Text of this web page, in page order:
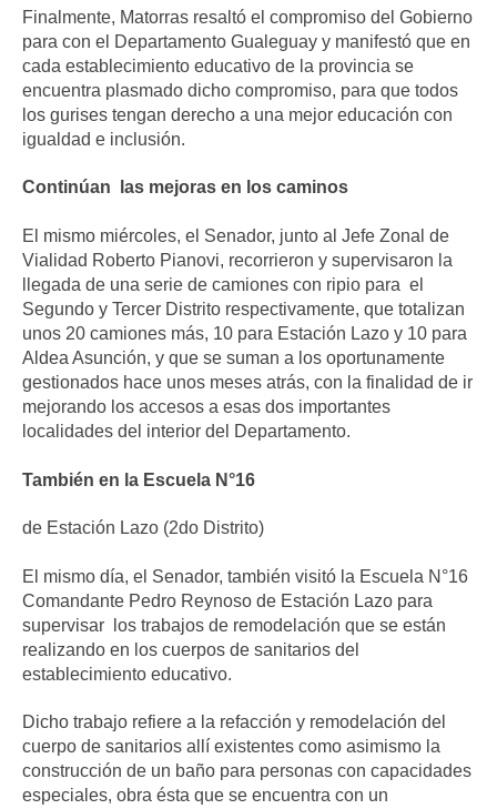
Finalmente, Matorras resaltó el compromiso del Gobierno
para con el Departamento Gualeguay y manifestó que en
cada establecimiento educativo de la provincia se
encuentra plasmado dicho compromiso, para que todos
los gurises tengan derecho a una mejor educación con
igualdad e inclusión.
Continúan las mejoras en los caminos
El mismo miércoles, el Senador, junto al Jefe Zonal de
Vialidad Roberto Pianovi, recorrieron y supervisaron la
llegada de una serie de camiones con ripio para el
Segundo y Tercer Distrito respectivamente, que totalizan
unos 20 camiones más, 10 para Estación Lazo y 10 para
Aldea Asunción, y que se suman a los oportunamente
gestionados hace unos meses atrás, con la finalidad de ir
mejorando los accesos a esas dos importantes
localidades del interior del Departamento.
También en la Escuela N°16
de Estación Lazo (2do Distrito)
El mismo día, el Senador, también visitó la Escuela N°16
Comandante Pedro Reynoso de Estación Lazo para
supervisar los trabajos de remodelación que se están
realizando en los cuerpos de sanitarios del
establecimiento educativo.
Dicho trabajo refiere a la refacción y remodelación del
cuerpo de sanitarios allí existentes como asimismo la
construcción de un baño para personas con capacidades
especiales, obra ésta que se encuentra con un